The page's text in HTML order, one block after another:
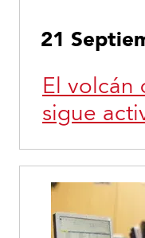
21
El volcán
sigue